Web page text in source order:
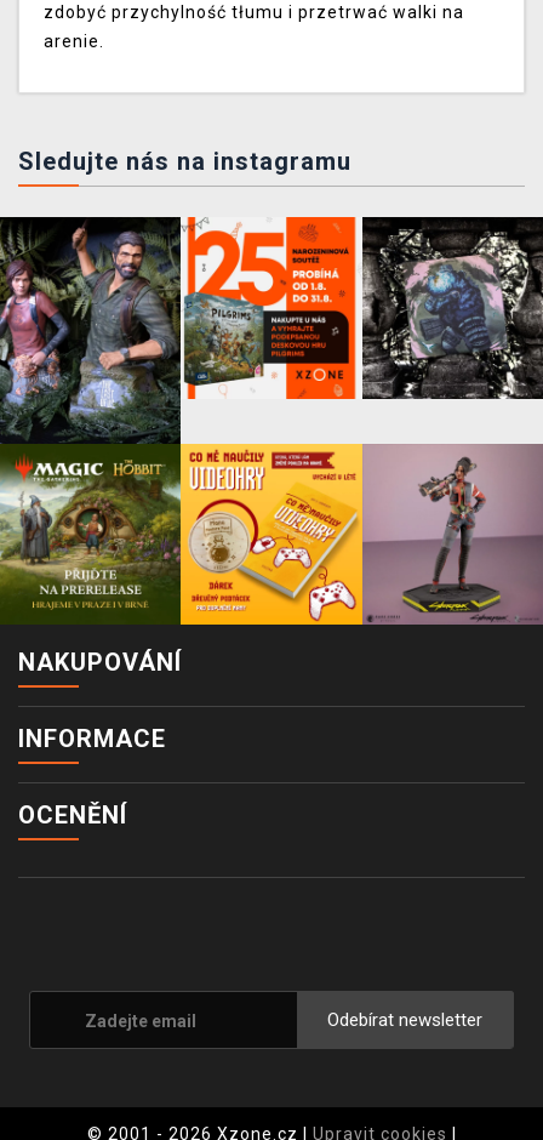
zdobyć przychylność tłumu i przetrwać walki na
arenie.
Sledujte nás na instagramu
NAKUPOVÁNÍ
INFORMACE
OCENĚNÍ
Odebírat newsletter
© 2001 - 2026 Xzone.cz | Upravit cookies